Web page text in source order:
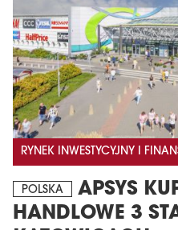
RYNEK INWESTYCYJNY I
POLSKA
APSYS
HANDLOWE 3